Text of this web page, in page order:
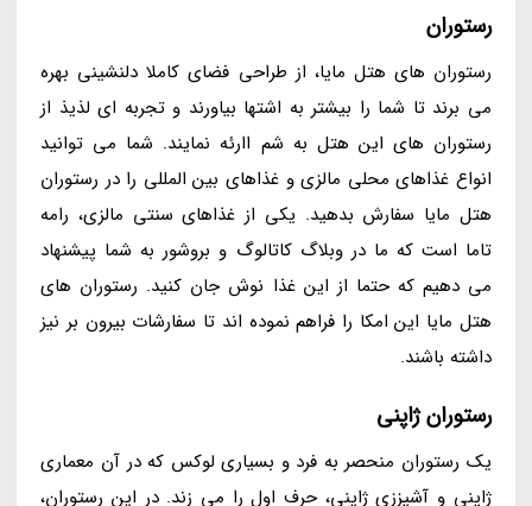
رستوران
رستوران های هتل مایا، از طراحی فضای کاملا دلنشینی بهره
می برند تا شما را بیشتر به اشتها بیاورند و تجربه ای لذیذ از
رستوران های این هتل به شم اارئه نمایند. شما می توانید
انواع غذاهای محلی مالزی و غذاهای بین المللی را در رستوران
هتل مایا سفارش بدهید. یکی از غذاهای سنتی مالزی، رامه
تاما است که ما در وبلاگ کاتالوگ و بروشور به شما پیشنهاد
می دهیم که حتما از این غذا نوش جان کنید. رستوران های
هتل مایا این امکا را فراهم نموده اند تا سفارشات بیرون بر نیز
داشته باشند.
رستوران ژاپنی
یک رستوران منحصر به فرد و بسیاری لوکس که در آن معماری
ژاپنی و آشپززی ژاپنی، حرف اول را می زند. در این رستوران،